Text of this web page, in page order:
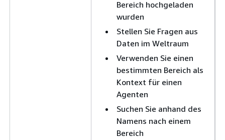
Bereich hochgeladen
wurden
Stellen Sie Fragen aus
Daten im Weltraum
Verwenden Sie einen
bestimmten Bereich als
Kontext für einen
Agenten
Suchen Sie anhand des
Namens nach einem
Bereich